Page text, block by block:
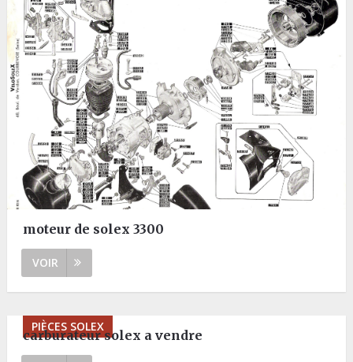
moteur de solex 3300
VOIR
PIÈCES SOLEX
carburateur solex a vendre